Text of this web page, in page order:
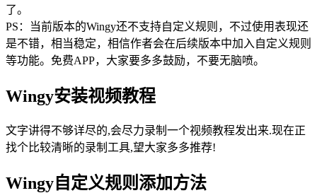
了。
PS：当前版本的Wingy还不支持自定义规则，不过使用表现还
是不错，相当稳定，相信作者会在后续版本中加入自定义规则
等功能。免费APP，大家要多多鼓励，不要无脑喷。
Wingy安装视频教程
文字讲得不够详尽的,会尽力录制一个视频教程发出来.现在正
找个比较清晰的录制工具,望大家多多推荐!
Wingy自定义规则添加方法